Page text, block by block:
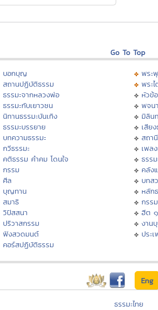
Go To Top
บอกบุญ
สถานปฏิบัติธรรม
ธรรมะจากหลวงพ่อ
ธรรมะกับเยาวชน
นิทานธรรมะบันเทิง
ธรรมะบรรยาย
บทความธรรมะ
กวีธรรมะ
คติธรรม คำคม โดนใจ
กรรม
ศีล
บุญทาน
สมาธิ
วิปัสสนา
ปริวาสกรรม
ฟังสวดมนต์
คอร์สปฏิบัติธรรม
พระ
พระ
หัวข้
พจน
มิลิน
เสีย
สถา
เพล
ธรร
คลัง
บทส
หลัก
กรร
ฮีต
งาน
ประ
Eng
ธรรมะไทย